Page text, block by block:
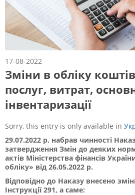
17-08-2022
Зміни в обліку
послуг, витрат,
інвентаризації
Sorry, this entry is only available in
29.07.2022 р. набрав чинності
затвердження Змін до деяких
актів Міністерства фінансів
обліку» від 26.05.2022 р.
Відповідно до Наказу внесено
Інструкції 291, а саме: